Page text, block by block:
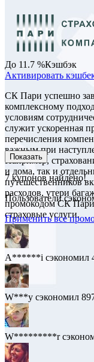
До 11.7 %Кэшбэк
Активировать
СК Пари успешно
комплексному
условиям
служит ускоренная
перечисления
важным при
Например,
и дома, так и
путешественников
расходов, утери
промокодом СК
страховые услуги.
Показать
7 купонов найдено!
Пользователи
Применить все
A******i сэкономил
W***y сэкономил
W*********r